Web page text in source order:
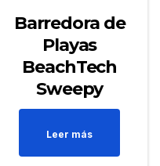
Barredora de
Playas
BeachTech
Sweepy
Leer más